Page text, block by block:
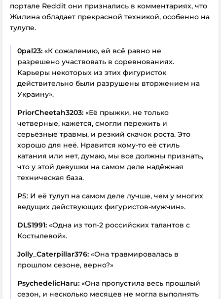
портале Reddit они признались в комментариях, что
Жилина обладает прекрасной техникой, особенно на
тулупе.
0pal23: «К сожалению, ей всё равно не
разрешено участвовать в соревнованиях.
Карьеры некоторых из этих фигуристок
действительно были разрушены вторжением на
Украину».
PriorCheetah3203: «Её прыжки, не только
четверные, кажется, смогли пережить и
серьёзные травмы, и резкий скачок роста. Это
хорошо для неё. Нравится кому-то её стиль
катания или нет, думаю, мы все должны признать,
что у этой девушки на самом деле надёжная
техническая база.
PS: И её тулуп на самом деле лучше, чем у многих
ведущих действующих фигуристов-мужчин».
DLS1991: «Одна из топ-2 российских талантов с
Костылевой».
Jolly_Caterpillar376: «Она травмировалась в
прошлом сезоне, верно?»
PsychedelicHaru: «Она пропустила весь прошлый
сезон, и несколько месяцев не могла выполнять